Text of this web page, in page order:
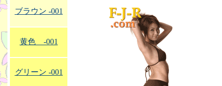
ブラウン -001
黄色 -001
グリーン -001